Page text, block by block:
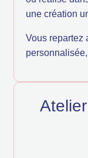
une création
Vous repartez